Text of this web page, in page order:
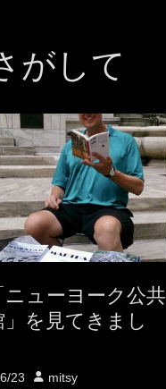
がして
ニューヨーク公共
」を見てきまし
23
投 mitsy